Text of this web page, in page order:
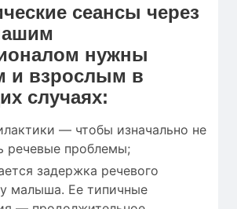
сеансы через
нужны
и взрослым в
случаях:
— чтобы изначально не
речевые проблемы;
задержка речевого
малыша. Ее типичные